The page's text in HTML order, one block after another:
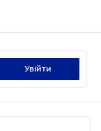
увійти